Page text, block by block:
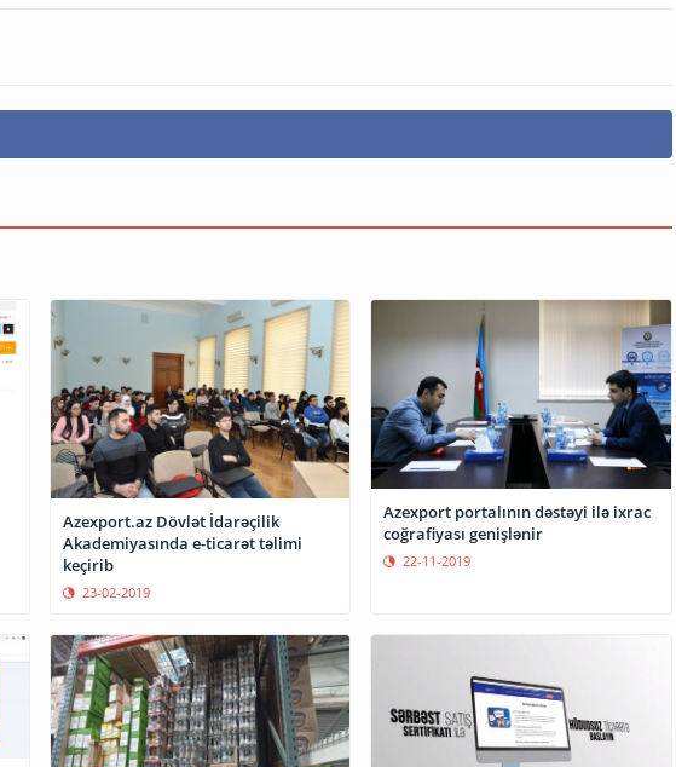
Azexport.az Dövlət İdarəçilik
Akademiyasında e-ticarət təlimi
keçirib
23-02-2019
Azexport portalının dəstəyi ilə ixrac
coğrafiyası genişlənir
22-11-2019